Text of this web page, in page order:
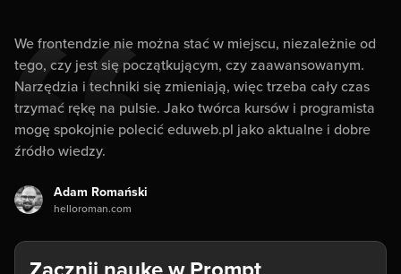
We frontendzie nie można stać w miejscu, niezależnie od
tego, czy jest się początkującym, czy zaawansowanym.
Narzędzia i techniki się zmieniają, więc trzeba cały czas
trzymać rękę na pulsie. Jako twórca kursów i programista
mogę spokojnie polecić eduweb.pl jako aktualne i dobre
źródło wiedzy.
Adam Romański
helloroman.com